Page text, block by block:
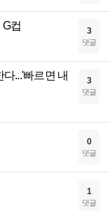
컵 3
댓글
...'빠르면 내
3
댓글
0
댓글
1
댓글